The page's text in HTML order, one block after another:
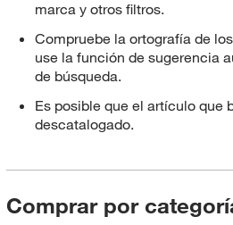
marca y otros filtros.
Compruebe la ortografía de
use la función de sugerencia
de búsqueda.
Es posible que el artículo que
descatalogado.
Comprar por